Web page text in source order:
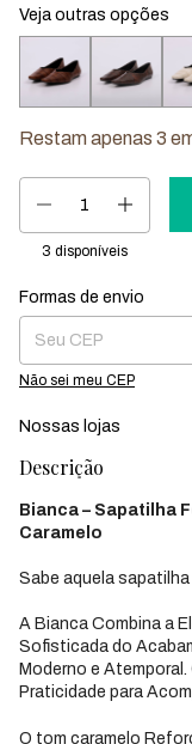
Veja outras opções
Restam apenas 3
3 disponíveis
Entregas para o CEP:
Formas de envio
Não sei meu CEP
Nossas lojas
Descrição
Bianca – Sapatilha
Caramelo
Sabe aquela sapatilha
A Bianca Combina a
Sofisticada do
Moderno e Atemporal.
Praticidade para
O tom caramelo